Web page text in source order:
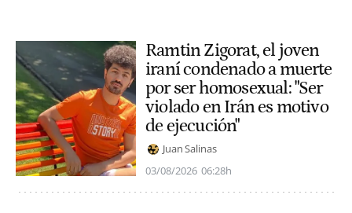
Ramtin Zigorat, el joven
iraní condenado a muerte
por ser homosexual: "Ser
violado en Irán es motivo
de ejecución"
Juan Salinas
03/08/2026 06:28h